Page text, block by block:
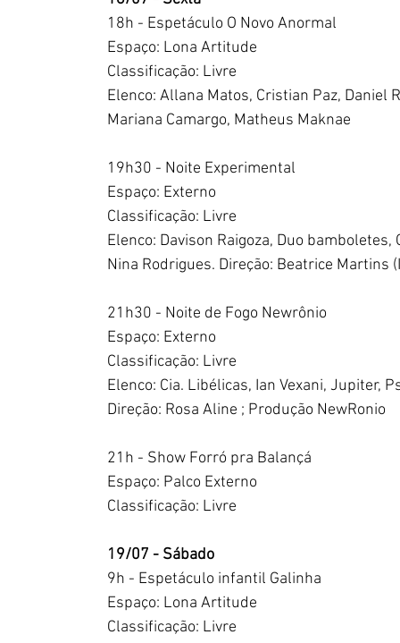
18h - Espetáculo O Novo Anormal
Espaço: Lona Artitude
Classificação: Livre
Elenco: Allana Matos, Cristian Paz, Daniel
Mariana Camargo, Matheus Maknae
19h30 - Noite Experimental
Espaço: Externo
Classificação: Livre
Elenco: Davison Raigoza, Duo
Nina Rodrigues. Direção: Beatrice Martins
21h30 - Noite de Fogo Newrônio
Espaço: Externo
Classificação: Livre
Elenco: Cia. Libélicas, Ian Vexani, Jupiter,
Direção: Rosa Aline ; Produção NewRonio
21h - Show Forró pra Balançá
Espaço: Palco Externo
Classificação: Livre
19/07 - Sábado
9h - Espetáculo infantil Galinha
Espaço: Lona Artitude
Classificação: Livre